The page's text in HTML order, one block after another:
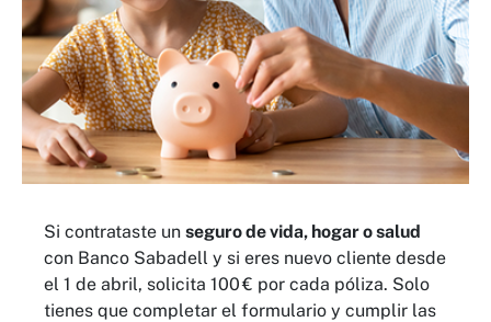
Si contrataste un seguro de vida, hogar o salud
con Banco Sabadell y si eres nuevo cliente desde
el 1 de abril, solicita 100 € por cada póliza. Solo
tienes que completar el formulario y cumplir las